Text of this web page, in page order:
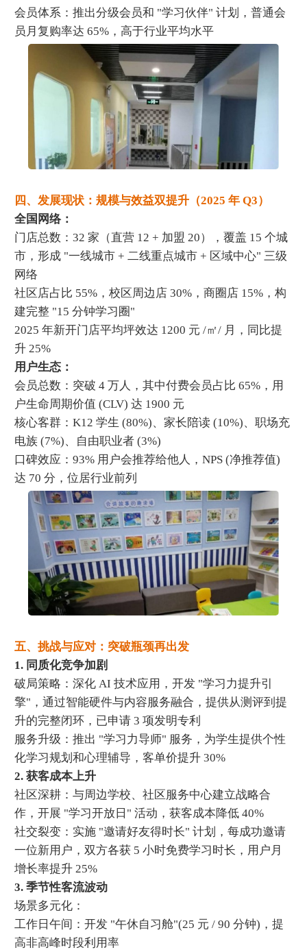
会员体系：推出分级会员和 "学习伙伴" 计划，普通会
员月复购率达 65%，高于行业平均水平
四、发展现状：规模与效益双提升（2025 年 Q3）
全国网络：
门店总数：32 家（直营 12 + 加盟 20），覆盖 15 个城
市，形成 "一线城市 + 二线重点城市 + 区域中心" 三级
网络
社区店占比 55%，校区周边店 30%，商圈店 15%，构
建完整 "15 分钟学习圈"
2025 年新开门店平均坪效达 1200 元 /㎡/ 月，同比提
升 25%
用户生态：
会员总数：突破 4 万人，其中付费会员占比 65%，用
户生命周期价值 (CLV) 达 1900 元
核心客群：K12 学生 (80%)、家长陪读 (10%)、职场充
电族 (7%)、自由职业者 (3%)
口碑效应：93% 用户会推荐给他人，NPS (净推荐值)
达 70 分，位居行业前列
五、挑战与应对：突破瓶颈再出发
1. 同质化竞争加剧
破局策略：深化 AI 技术应用，开发 "学习力提升引
擎"，通过智能硬件与内容服务融合，提供从测评到提
升的完整闭环，已申请 3 项发明专利
服务升级：推出 "学习力导师" 服务，为学生提供个性
化学习规划和心理辅导，客单价提升 30%
2. 获客成本上升
社区深耕：与周边学校、社区服务中心建立战略合
作，开展 "学习开放日" 活动，获客成本降低 40%
社交裂变：实施 "邀请好友得时长" 计划，每成功邀请
一位新用户，双方各获 5 小时免费学习时长，用户月
增长率提升 25%
3. 季节性客流波动
场景多元化：
工作日午间：开发 "午休自习舱"(25 元 / 90 分钟)，提
高非高峰时段利用率